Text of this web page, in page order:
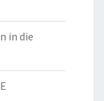
in die